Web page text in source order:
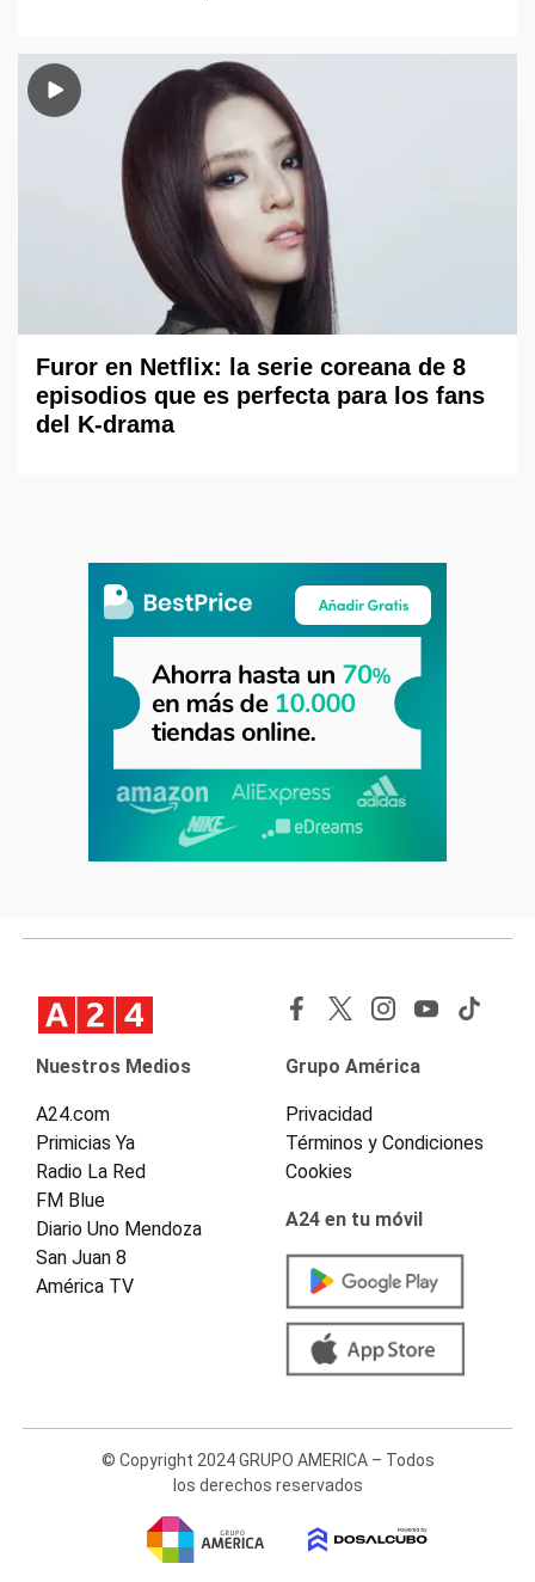
Furor en Netflix: la serie coreana de 8
episodios que es perfecta para los fans
del K-drama
Nuestros Medios
A24.com
Primicias Ya
Radio La Red
FM Blue
Diario Uno Mendoza
San Juan 8
América TV
Grupo América
Privacidad
Términos y Condiciones
Cookies
A24 en tu móvil
© Copyright 2024 GRUPO AMERICA – Todos
los derechos reservados